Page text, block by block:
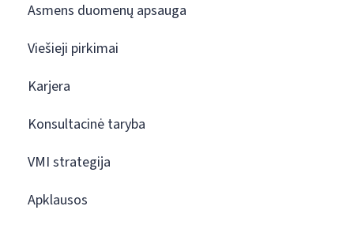
Asmens duomenų apsauga
Viešieji pirkimai
Karjera
Konsultacinė taryba
VMI strategija
Apklausos